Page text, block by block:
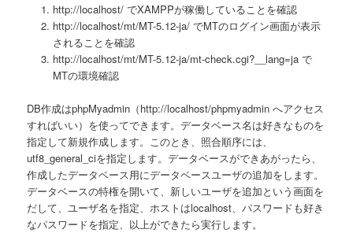
http://localhost/ でXAMPPが稼働していることを確認
http://localhost/mt/MT-5.12-ja/ でMTのログイン画面が表示
されることを確認
http://localhost/mt/MT-5.12-ja/mt-check.cgi?__lang=ja で
MTの環境確認
DB作成はphpMyadmin（http://localhost/phpmyadmin へアクセス
すればいい）を使ってできます。データベース名は好きなものを
指定して新規作成します。このとき、照合順序には、
utf8_general_ciを指定します。データベースができあがったら、
作成したデータベース用にデータベースユーザの追加をします。
データベースの特権を開いて、新しいユーザを追加という画面を
だして、ユーザ名を指定、ホストはlocalhost、パスワードも好き
なパスワードを指定、以上ができたら実行します。